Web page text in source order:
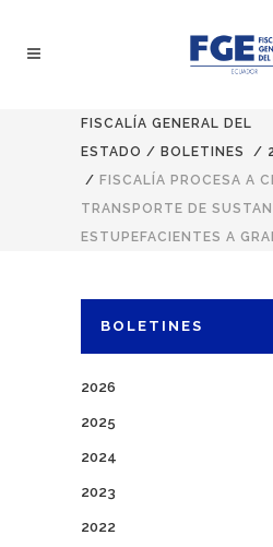
FISCALÍA GENERAL DEL
ESTADO / BOLETINES /
/ FISCALÍA PROCESA A
TRANSPORTE DE
ESTUPEFACIENTES A
BOLETINES
2026
2025
2024
2023
2022